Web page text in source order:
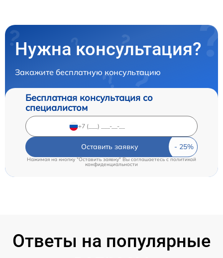
Нужна консультация?
Закажите бесплатную консультацию
Бесплатная консультация со
специалистом
Оставить заявку
Нажимая на кнопку "Оставить заявку" Вы соглашаетесь cполитикой
конфиденциальности
Ответы на популярные